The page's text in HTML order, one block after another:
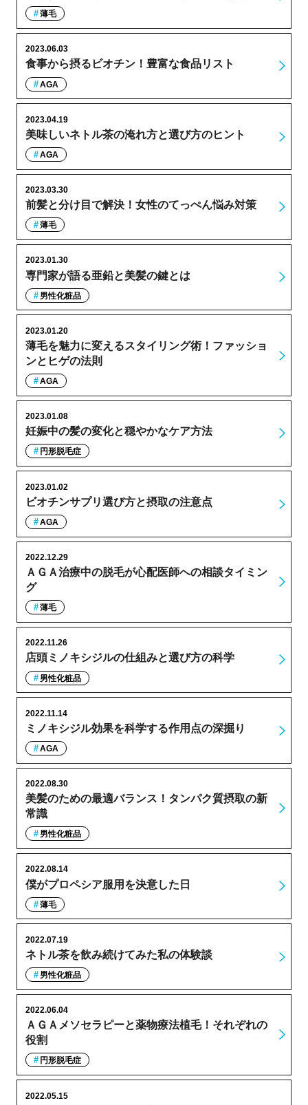
薄毛
食事から摂るビオチン！豊富な食品リスト
2023.06.03
AGA
美味しいネトル茶の淹れ方と選び方のヒント
2023.04.19
AGA
前髪と分け目で解決！女性のてっぺん悩み対策
2023.03.30
薄毛
専門家が語る亜鉛と美髪の鍵とは
2023.01.30
男性化粧品
薄毛を魅力に変えるスタイリング術！ファッショ
ンとヒゲの法則
2023.01.20
AGA
妊娠中の髪の変化と穏やかなケア方法
2023.01.08
円形脱毛症
ビオチンサプリ選び方と摂取の注意点
2023.01.02
AGA
ＡＧＡ治療中の脱毛が心配医師への相談タイミン
グ
2022.12.29
薄毛
店頭ミノキシジルの仕組みと選び方の科学
2022.11.26
男性化粧品
ミノキシジル効果を科学する作用点の深掘り
2022.11.14
AGA
美髪のための最適バランス！タンパク質摂取の新
常識
2022.08.30
男性化粧品
僕がプロペシア服用を決意した日
2022.08.14
薄毛
ネトル茶を飲み続けてみた私の体験談
2022.07.19
男性化粧品
ＡＧＡメソセラピーと薬物療法植毛！それぞれの
役割
2022.06.04
円形脱毛症
2022.05.15